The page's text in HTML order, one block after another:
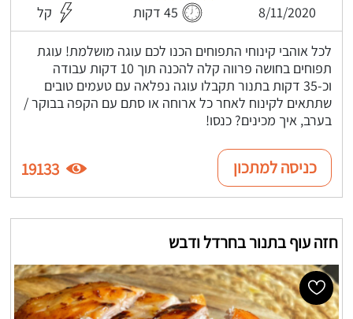
8/11/2020 45 דקות קל
לכל אוהבי קינוחי התפוחים הכנו לכם עוגה מושלמת! עוגת
תפוחים בחושה פרווה קלה להכנה תוך 10 דקות עבודה
וכ-35 דקות בתנור תקבלו עוגה נפלאה עם טעמים טובים
שתתאים לקינוח לאחר כל ארוחה או סתם עם הקפה בבוקר /
בערב, איך מכינים? כנסו!
כניסה למתכון 19133
חזה עוף בתנור בחרדל ודבש